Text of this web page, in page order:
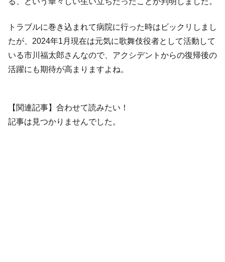
トラブルに巻き込まれて病院に行った時はビックリしまし
たが、2024年1月現在は元気に歌舞伎役者として活動して
いる市川福太郎さんなので、アクシデントからの復帰後の
活躍にも期待が高まりますよね。
【関連記事】合わせて読みたい！
記事は見つかりませんでした。